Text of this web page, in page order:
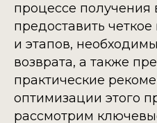
процессе получения
предоставить
и этапов,
возврата, а также
практические
оптимизации этого
рассмотрим